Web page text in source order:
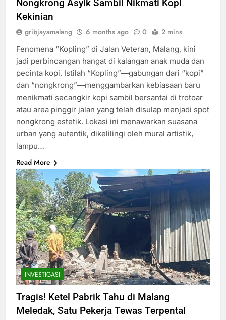
Nongkrong Asyik Sambil Nikmati Kopi
Kekinian
gribjayamalang 6 months ago 0 2 mins
Fenomena “Kopling” di Jalan Veteran, Malang, kini
jadi perbincangan hangat di kalangan anak muda dan
pecinta kopi. Istilah “Kopling”—gabungan dari “kopi”
dan “nongkrong”—menggambarkan kebiasaan baru
menikmati secangkir kopi sambil bersantai di trotoar
atau area pinggir jalan yang telah disulap menjadi spot
nongkrong estetik. Lokasi ini menawarkan suasana
urban yang autentik, dikelilingi oleh mural artistik,
lampu…
Read More
INVESTIGASI
Tragis! Ketel Pabrik Tahu di Malang
Meledak, Satu Pekerja Tewas Terpental